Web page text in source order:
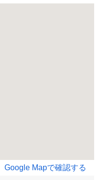
Google Mapで確認する